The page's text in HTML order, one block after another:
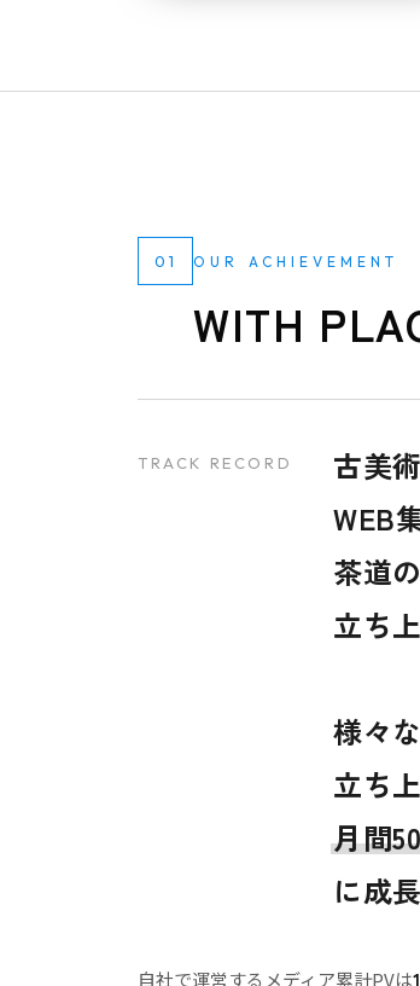
01 OUR ACHIEVEMENT
WITH
TRACK RECORD
古美
WEB
茶道
立ち
様々
立ち
月間
に成
自社で運営するメディア累計PVは